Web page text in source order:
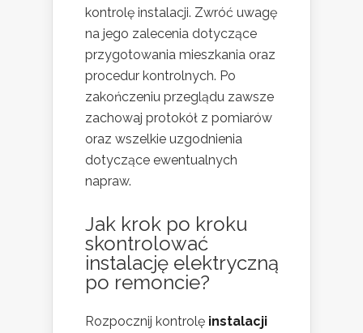
kontrolę instalacji. Zwróć uwagę
na jego zalecenia dotyczące
przygotowania mieszkania oraz
procedur kontrolnych. Po
zakończeniu przeglądu zawsze
zachowaj protokół z pomiarów
oraz wszelkie uzgodnienia
dotyczące ewentualnych
napraw.
Jak krok po kroku
skontrolować
instalację elektryczną
po remoncie?
Rozpocznij kontrolę instalacji